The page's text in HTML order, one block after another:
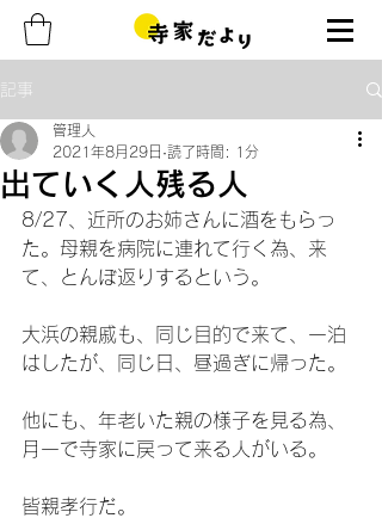
記事
出ていく人残る人
管理人
2021年8月29日 読了時間: 1分
8/27、近所のお姉さんに酒をもらっ
た。母親を病院に連れて行く為、来
て、とんぼ返りするという。
大浜の親戚も、同じ目的で来て、一泊
はしたが、同じ日、昼過ぎに帰った。
他にも、年老いた親の様子を見る為、
月一で寺家に戻って来る人がいる。
皆親孝行だ。